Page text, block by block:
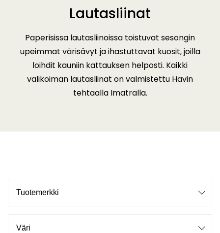
Lautasliinat
Paperisissa lautasliinoissa toistuvat sesongin
upeimmat värisävyt ja ihastuttavat kuosit, joilla
loihdit kauniin kattauksen helposti. Kaikki
valikoiman lautasliinat on valmistettu Havin
tehtaalla Imatralla.